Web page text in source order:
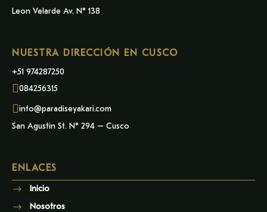
Leon Velarde Av. N° 138
NUESTRA DIRECCIÓN EN CUSCO
+51 974287250
084256315
info@paradiseyakari.com
San Agustin St. N° 294 – Cusco
ENLACES
Inicio
Nosotros